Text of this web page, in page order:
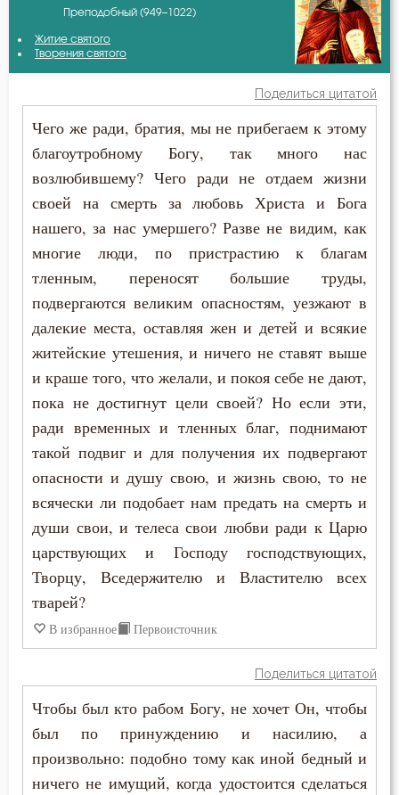
Атеизм
Бдение
Бесстрастие
Благодарность
Благодать
Благочестие
Ближний
Бог
Богатство
Богородица
Богослужение
Богоугождение
Болезнь
Борьба
Будущее
Вера
Григорий Нисский
Игнатий Брянчанинов
Иоанн Златоуст
Исаак Сирин Ниневийский
Симеон Новый Богослов
Преподобный (949–1022)
Житие святого
Творения святого
Поделиться цитатой
Чего же ради, братия, мы не прибегаем к этому
благоутробному Богу, так много нас
возлюбившему? Чего ради не отдаем жизни
своей на смерть за любовь Христа и Бога
нашего, за нас умершего? Разве не видим, как
многие люди, по пристрастию к благам
тленным, переносят большие труды,
подвергаются великим опасностям, уезжают в
далекие места, оставляя жен и детей и всякие
житейские утешения, и ничего не ставят выше
и краше того, что желали, и покоя себе не дают,
пока не достигнут цели своей? Но если эти,
ради временных и тленных благ, поднимают
такой подвиг и для получения их подвергают
опасности и душу свою, и жизнь свою, то не
всячески ли подобает нам предать на смерть и
души свои, и телеса свои любви ради к Царю
царствующих и Господу господствующих,
Творцу, Вседержителю и Властителю всех
тварей?
В избранное Первоисточник
Поделиться цитатой
Чтобы был кто рабом Богу, не хочет Он, чтобы
был по принуждению и насилию, а
произвольно: подобно тому как иной бедный и
ничего не имущий, когда удостоится сделаться